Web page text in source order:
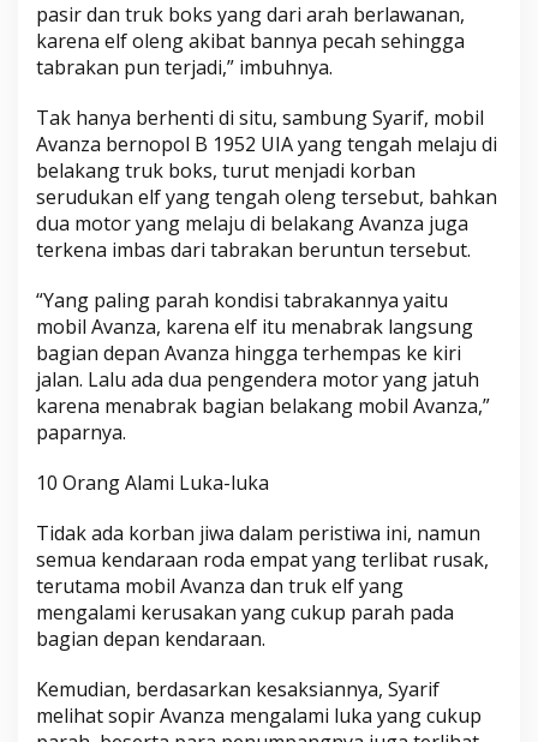
pasir dan truk boks yang dari arah berlawanan,
karena elf oleng akibat bannya pecah sehingga
tabrakan pun terjadi,” imbuhnya.
Tak hanya berhenti di situ, sambung Syarif, mobil
Avanza bernopol B 1952 UIA yang tengah melaju di
belakang truk boks, turut menjadi korban
serudukan elf yang tengah oleng tersebut, bahkan
dua motor yang melaju di belakang Avanza juga
terkena imbas dari tabrakan beruntun tersebut.
“Yang paling parah kondisi tabrakannya yaitu
mobil Avanza, karena elf itu menabrak langsung
bagian depan Avanza hingga terhempas ke kiri
jalan. Lalu ada dua pengendera motor yang jatuh
karena menabrak bagian belakang mobil Avanza,”
paparnya.
10 Orang Alami Luka-luka
Tidak ada korban jiwa dalam peristiwa ini, namun
semua kendaraan roda empat yang terlibat rusak,
terutama mobil Avanza dan truk elf yang
mengalami kerusakan yang cukup parah pada
bagian depan kendaraan.
Kemudian, berdasarkan kesaksiannya, Syarif
melihat sopir Avanza mengalami luka yang cukup